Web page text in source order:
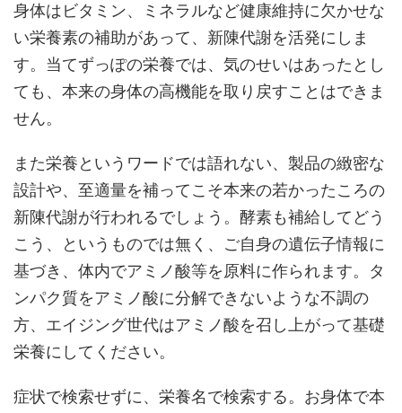
身体はビタミン、ミネラルなど健康維持に欠かせな
い栄養素の補助があって、新陳代謝を活発にしま
す。当てずっぽの栄養では、気のせいはあったとし
ても、本来の身体の高機能を取り戻すことはできま
せん。
また栄養というワードでは語れない、製品の緻密な
設計や、至適量を補ってこそ本来の若かったころの
新陳代謝が行われるでしょう。酵素も補給してどう
こう、というものでは無く、ご自身の遺伝子情報に
基づき、体内でアミノ酸等を原料に作られます。タ
ンパク質をアミノ酸に分解できないような不調の
方、エイジング世代はアミノ酸を召し上がって基礎
栄養にしてください。
症状で検索せずに、栄養名で検索する。お身体で本